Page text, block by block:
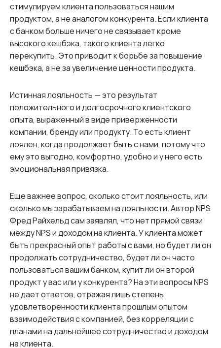
стимулируем клиента пользоваться нашим
продуктом, а не аналогом конкурента. Если клиента
с банком больше ничего не связывает кроме
высокого кешбэка, такого клиента легко
перекупить. Это приводит к борьбе за повышение
кешбэка, а не за увеличение ценности продукта.
Истинная лояльность — это результат
положительного и долгосрочного клиентского
опыта, выраженный в виде приверженности
компании, бренду или продукту. То есть клиент
лоялен, когда продолжает быть с нами, потому что
ему это выгодно, комфортно, удобно и у него есть
эмоциональная привязка.
Еще важнее вопрос, сколько стоит лояльность, или
сколько мы зарабатываем на лояльности. Автор NPS
Фред Райхельд сам заявлял, что нет прямой связи
между NPS и доходом на клиента. У клиента может
быть прекрасный опыт работы с вами, но будет ли он
продолжать сотрудничество, будет ли он часто
пользоваться вашим банком, купит ли он второй
продукт у вас или у конкурента? На эти вопросы NPS
не дает ответов, отражая лишь степень
удовлетворенности клиента прошлым опытом
взаимодействия с компанией, без корреляции с
планами на дальнейшее сотрудничество и доходом
на клиента.